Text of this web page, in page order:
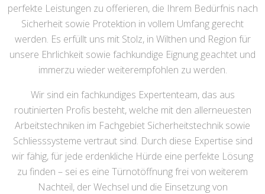
perfekte Leistungen zu offerieren, die Ihrem Bedürfnis nach
Sicherheit sowie Protektion in vollem Umfang gerecht
werden. Es erfüllt uns mit Stolz, in Wilthen und Region für
unsere Ehrlichkeit sowie fachkundige Eignung geachtet und
immerzu wieder weiterempfohlen zu werden.
Wir sind ein fachkundiges Expertenteam, das aus
routinierten Profis besteht, welche mit den allerneuesten
Arbeitstechniken im Fachgebiet Sicherheitstechnik sowie
Schliesssysteme vertraut sind. Durch diese Expertise sind
wir fähig, für jede erdenkliche Hürde eine perfekte Lösung
zu finden – sei es eine Türnotöffnung frei von weiterem
Nachteil, der Wechsel und die Einsetzung von